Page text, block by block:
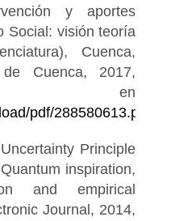
y aportes
Social: visión teoría
Cuenca,
de Cuenca, 2017,
en
pdf/288580613.pdf
Principle
inspiration,
and empirical
Journal, 2014,